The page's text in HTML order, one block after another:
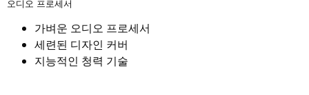
오디오 프로세서
가벼운 오디오 프로세서
세련된 디자인 커버
지능적인 청력 기술